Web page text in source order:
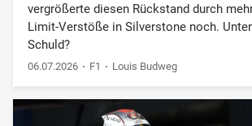
vergrößerte diesen Rückstand durch
Limit-Verstöße in Silverstone noch.
Schuld?
06.07.2026 F1 Louis Budweg